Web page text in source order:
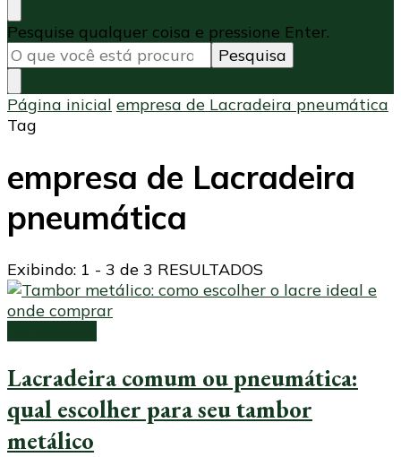
Procurando
algo?
Pesquise qualquer coisa e pressione Enter.
Página inicial empresa de Lacradeira pneumática
Tag
empresa de Lacradeira
pneumática
Exibindo: 1 - 3 de 3 RESULTADOS
Lacradeira comum ou pneumática:
qual escolher para seu tambor
metálico